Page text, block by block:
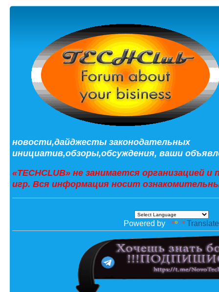
новости,дайджесты законодательных
инициатив,обзоры,обсуждения, ваши
«TECHCLUB» не занимается организацией
игр. Вся информация носит
Powered by Translate